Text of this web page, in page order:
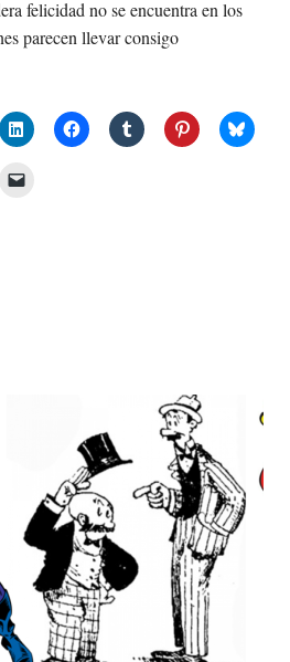
felicidad no se encuentra en los
parecen llevar consigo